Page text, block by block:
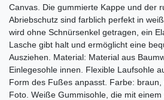
Canvas. Die gummierte Kappe und der
Abriebschutz sind farblich perfekt in
wird ohne Schnürsenkel getragen, ein
Lasche gibt halt und ermöglicht eine
Ausziehen. Material: Material aus
Einlegesohle innen. Flexible Laufsohle
Form des Fußes anpasst. Farbe:
Foto. Weiße Gummisohle, die mit